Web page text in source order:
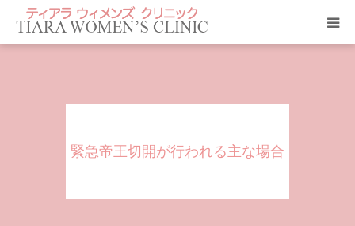
緊急帝王切開が行われる主な場合
ティアラ ニュース
アクセス